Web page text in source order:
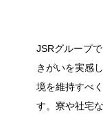
JSRグループ
きがいを実感
境を維持すべ
す。寮や社宅